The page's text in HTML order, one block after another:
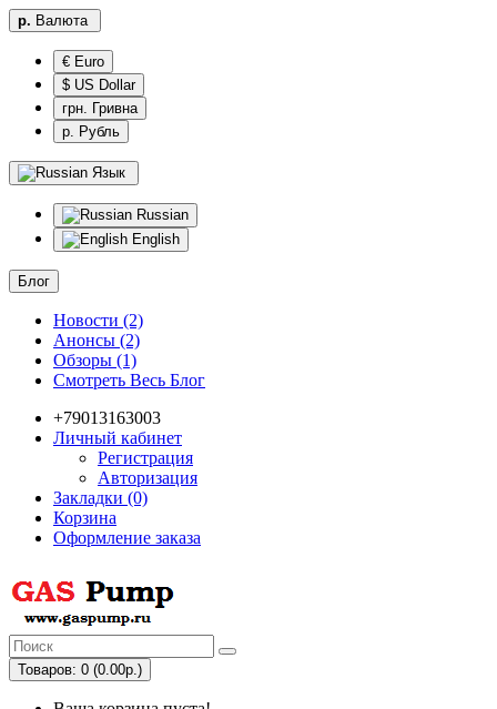
р. Валюта
€ Euro
$ US Dollar
грн. Гривна
р. Рубль
Язык
Russian
English
Блог
Новости (2)
Анонсы (2)
Обзоры (1)
Смотреть Весь Блог
+79013163003
Личный кабинет
Регистрация
Авторизация
Закладки (0)
Корзина
Оформление заказа
Товаров: 0 (0.00р.)